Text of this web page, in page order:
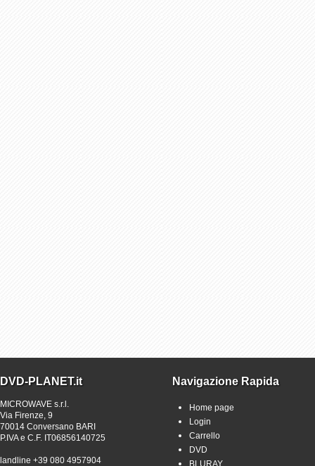
DVD-PLANET.it
MICROWAVE s.r.l.
Via Firenze, 9
70014 Conversano BARI
P.IVA e C.F. IT06856140725
landline +39 080 4957904
Navigazione Rapida
Home page
Login
Carrello
DVD
BLURAY